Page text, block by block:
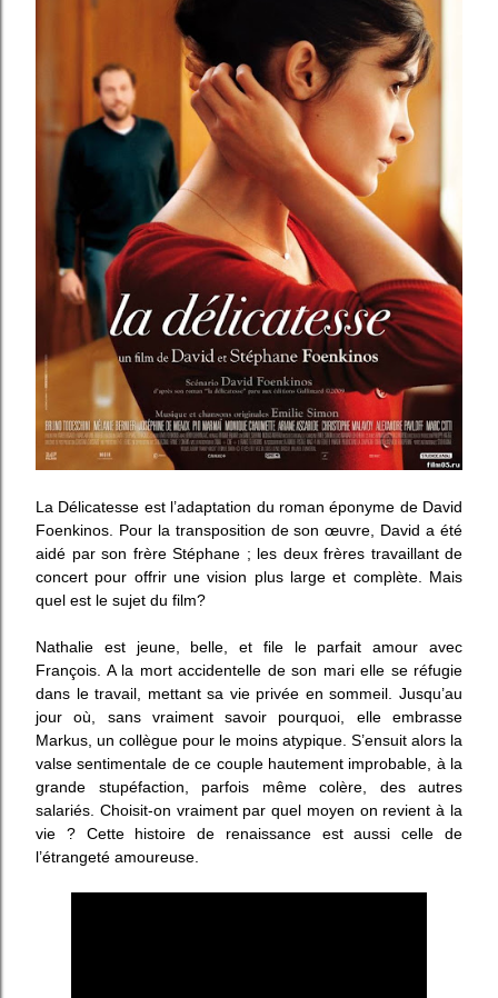
La Délicatesse est l’adaptation du roman éponyme de David
Foenkinos. Pour la transposition de son œuvre, David a été
aidé par son frère Stéphane ; les deux frères travaillant de
concert pour offrir une vision plus large et complète. Mais
quel est le sujet du film?
Nathalie est jeune, belle, et file le parfait amour avec
François. A la mort accidentelle de son mari elle se réfugie
dans le travail, mettant sa vie privée en sommeil. Jusqu’au
jour où, sans vraiment savoir pourquoi, elle embrasse
Markus, un collègue pour le moins atypique. S’ensuit alors la
valse sentimentale de ce couple hautement improbable, à la
grande stupéfaction, parfois même colère, des autres
salariés. Choisit-on vraiment par quel moyen on revient à la
vie ? Cette histoire de renaissance est aussi celle de
l’étrangeté amoureuse.